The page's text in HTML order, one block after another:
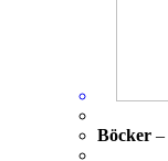
Böcker –